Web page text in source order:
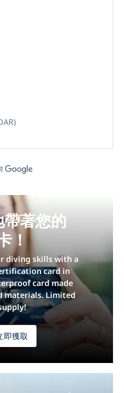
著您的
！
diving skills with a
card in
card made
materials. Limited
即獲取